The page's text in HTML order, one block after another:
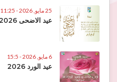
25 مايو, 2026 - 11:25
عيد الاضحى 2026
6 مايو, 2026 - 15:5
عيد الورد 2026